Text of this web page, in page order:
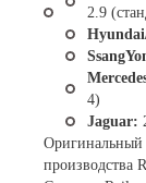
2.9
4)
Jaguar:
Оригинальный
производства